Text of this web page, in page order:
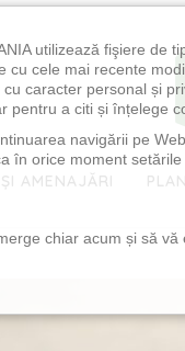
AMENAJĂRI
utilizează fişiere de
cu cele mai recente
cu caracter personal și
pentru a citi și înțelege
navigării pe
în orice moment
chiar acum și să